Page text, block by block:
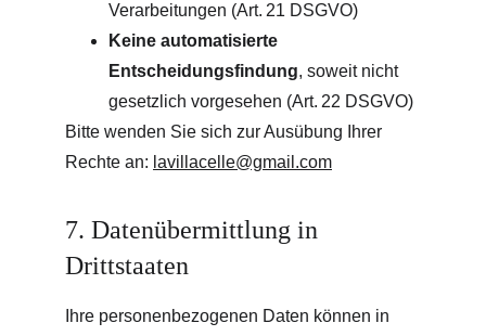
Verarbeitungen (Art. 21 DSGVO)
Keine automatisierte
Entscheidungsfindung, soweit nicht
gesetzlich vorgesehen (Art. 22 DSGVO)
Bitte wenden Sie sich zur Ausübung Ihrer
Rechte an: lavillacelle@gmail.com
7. Datenübermittlung in
Drittstaaten
Ihre personenbezogenen Daten können in